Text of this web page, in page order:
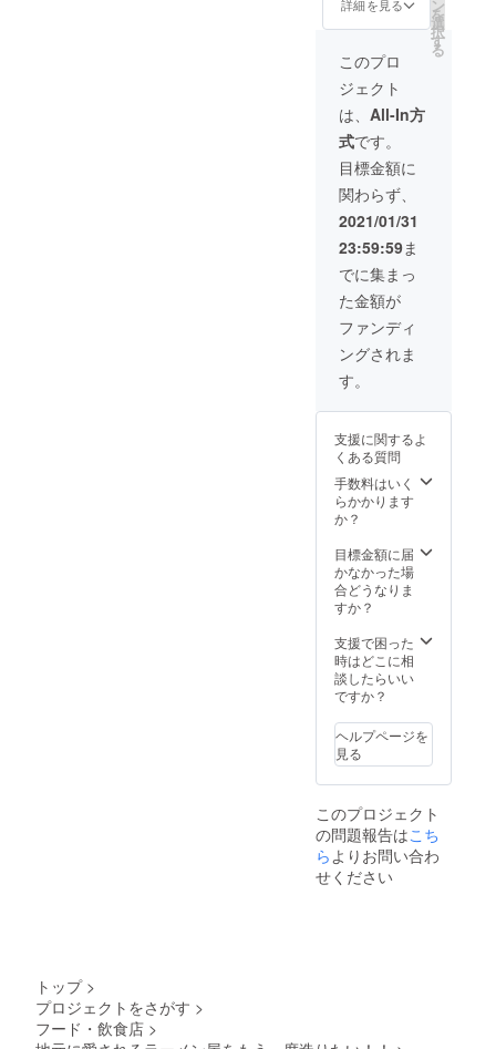
りは出
ませ
ん。
詳細を見る ン
を
選
択
す
る
このプロ
ジェクト
は、 All-In方
式です。
目標金額に
関わらず、
2021/01/31
23:59:59ま
でに集まっ
た金額が
ファンディ
ングされま
す。
支援に関するよ
くある質問
手数料はいく
らかかります
か？
目標金額に届
かなかった場
合どうなりま
すか？
支援で困った
時はどこに相
談したらいい
ですか？
ヘルプページを
見る
このプロジェクト
の問題報告はこち
ら よりお問い合わ
せください
トップ >
プロジェクトをさがす >
フード・飲食店 >